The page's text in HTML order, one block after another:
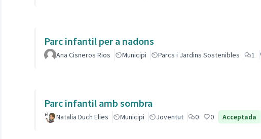
Parc infantil per a nadons
Ana Cisneros Rios Municipi Parcs i Jardins Sostenibles 1
Parc infantil amb sombra
Natalia Duch Elies Municipi Joventut 0 0 Acceptada